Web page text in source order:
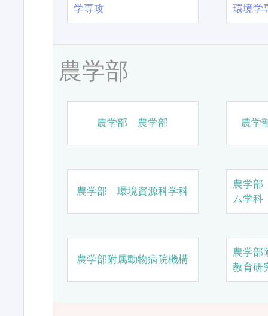
学専攻
環境学
農学部
農学部 農学部 農学
農学部 環境資源科学科
農学
ム学科
農学部附属動物病院機構
農学部
教育研